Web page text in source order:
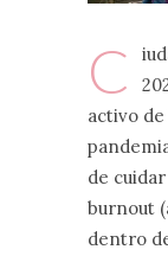
C
activo de
de
burnout
dentro